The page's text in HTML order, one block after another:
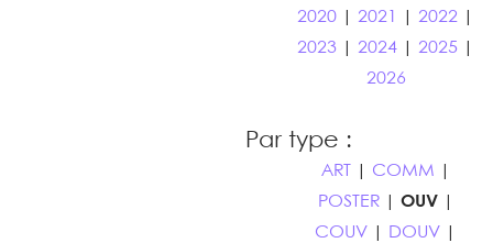
2020 |2021 |2022
2023 |2024 |2025
2026
Par type :
ART COMM
POSTER| OUV|
COUV
DOUV